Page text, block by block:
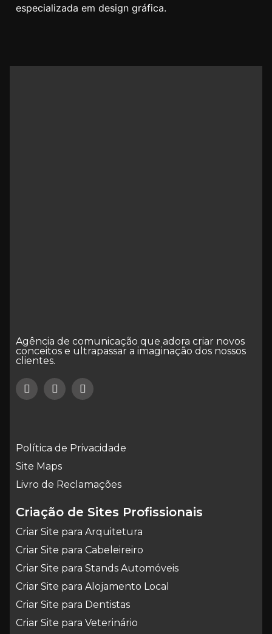
especializada em design gráfica.
Agência de comunicação que adora criar novos
conceitos e ultrapassar a imaginação dos nossos
clientes.
Política de Privacidade
Site Maps
Livro de Reclamações
Criação de Sites Profissionais
Criar Site para Arquitetura
Criar Site para Cabeleireiro
Criar Site para Stands Automóveis
Criar Site para Alojamento Local
Criar Site para Dentistas
Criar Site para Veterinário